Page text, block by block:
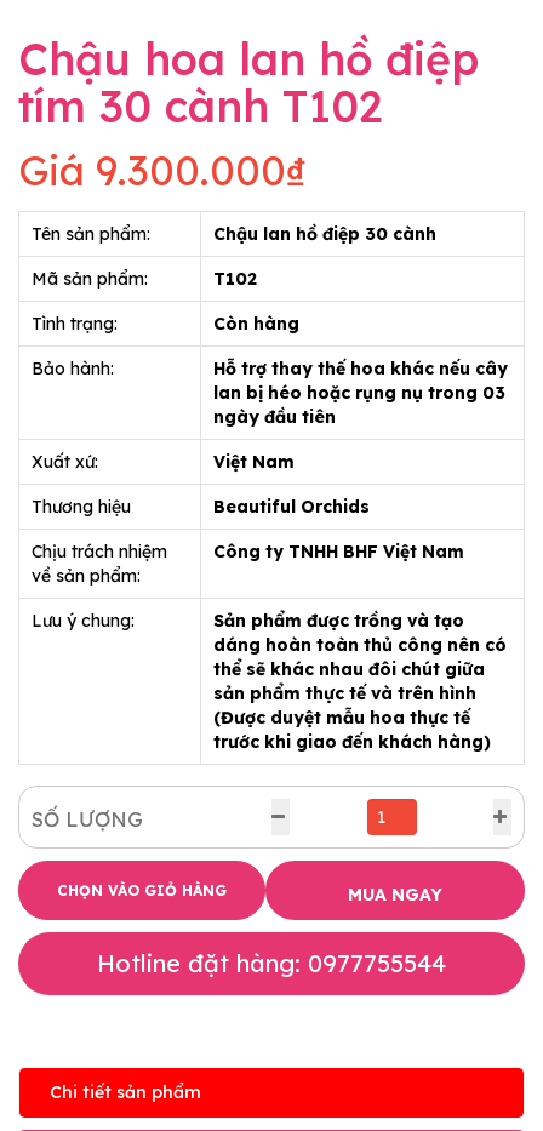
Chậu hoa lan hồ điệp
tím 30 cành T102
Giá 9.300.000₫
Tên sản phẩm: Chậu lan hồ điệp 30 cành
Mã sản phẩm: T102
Tình trạng: Còn hàng
Bảo hành:
Hỗ trợ thay thế hoa khác nếu cây
lan bị héo hoặc rụng nụ trong 03
ngày đầu tiên
Xuất xứ: Việt Nam
Thương hiệu Beautiful Orchids
Chịu trách nhiệm
về sản phẩm:
Công ty TNHH BHF Việt Nam
Lưu ý chung:
Sản phẩm được trồng và tạo
dáng hoàn toàn thủ công nên có
thể sẽ khác nhau đôi chút giữa
sản phẩm thực tế và trên hình
(Được duyệt mẫu hoa thực tế
trước khi giao đến khách hàng)
SỐ LƯỢNG
CHỌN VÀO GIỎ HÀNG MUA NGAY
Hotline đặt hàng: 0977755544
Chi tiết sản phẩm